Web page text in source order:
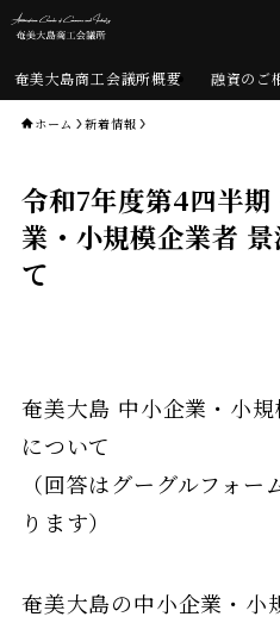
奄美大島商工会議所概要 融資のご
ホーム 新着情報
令和7年度第4四半
業・小規模企業者
て
奄美大島 中小企業・小
について
（回答はグーグルフォ
ります）
奄美大島の中小企業・小